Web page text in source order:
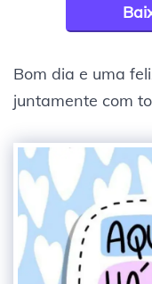
Bom dia e uma
juntamente com